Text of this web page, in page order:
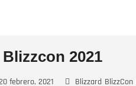
2021
febrero, 2021 Blizzard BlizzCon